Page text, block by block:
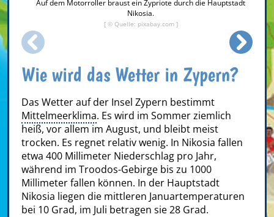
Auf dem Motorroller braust ein Zypriote durch die Hauptstadt
Nikosia.
[ © Quelle: pixabay.com ]
Wie wird das Wetter in Zypern?
Das Wetter auf der Insel Zypern bestimmt
Mittelmeerklima. Es wird im Sommer ziemlich
heiß, vor allem im August, und bleibt meist
trocken. Es regnet relativ wenig. In Nikosia fallen
etwa 400 Millimeter Niederschlag pro Jahr,
während im Troodos-Gebirge bis zu 1000
Millimeter fallen können. In der Hauptstadt
Nikosia liegen die mittleren Januartemperaturen
bei 10 Grad, im Juli betragen sie 28 Grad.